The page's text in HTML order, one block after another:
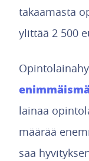
takaamasta
ylittää 2 500
lainaa
määrää
saa